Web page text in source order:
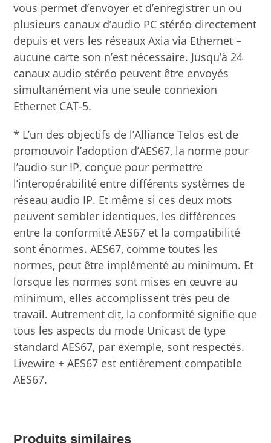
vous permet d’envoyer et d’enregistrer un ou
plusieurs canaux d’audio PC stéréo directement
depuis et vers les réseaux Axia via Ethernet –
aucune carte son n’est nécessaire. Jusqu’à 24
canaux audio stéréo peuvent être envoyés
simultanément via une seule connexion
Ethernet CAT-5.
* L’un des objectifs de l’Alliance Telos est de
promouvoir l’adoption d’AES67, la norme pour
l’audio sur IP, conçue pour permettre
l’interopérabilité entre différents systèmes de
réseau audio IP. Et même si ces deux mots
peuvent sembler identiques, les différences
entre la conformité AES67 et la compatibilité
sont énormes. AES67, comme toutes les
normes, peut être implémenté au minimum. Et
lorsque les normes sont mises en œuvre au
minimum, elles accomplissent très peu de
travail. Autrement dit, la conformité signifie que
tous les aspects du mode Unicast de type
standard AES67, par exemple, sont respectés.
Livewire + AES67 est entièrement compatible
AES67.
Produits similaires